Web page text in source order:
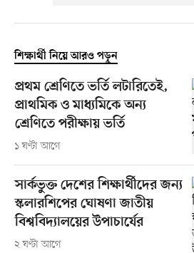
শিক্ষার্থী নিয়ে আরও পড়ুন
প্রথম শ্রেণিতে ভর্তি লটারিতেই,
প্রাথমিক ও মাধ্যমিকে অন্য
শ্রেণিতে পরীক্ষায় ভর্তি
১ ঘণ্টা আগে
সার্কভুক্ত দেশের শিক্ষার্থীদের জন্য
স্কলারশিপের ঘোষণা জাতীয়
বিশ্ববিদ্যালয়ের উপাচার্যের
২ ঘণ্টা আগে